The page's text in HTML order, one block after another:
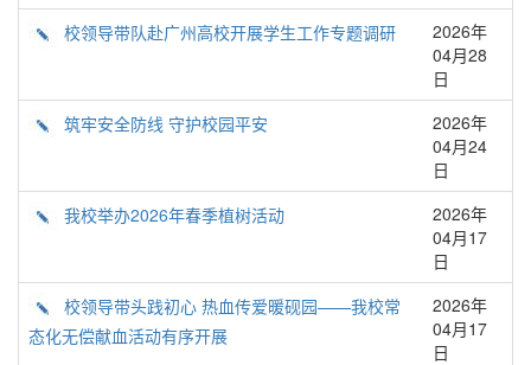
校领导带队赴广州高校开展学生工作专题调研
2026年
04月28
日
筑牢安全防线 守护校园平安
2026年
04月24
日
我校举办2026年春季植树活动
2026年
04月17
日
校领导带头践初心 热血传爱暖砚园——我校常
态化无偿献血活动有序开展
2026年
04月17
日